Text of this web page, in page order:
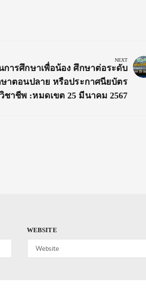
NEXT
ารศึกษาเพื่อน้อง ศึกษาต่อระดับ
าตอนปลาย หรือประกาศนียบัตร
วิชาชีพ :หมดเขต 25 มีนาคม 2567
WEBSITE